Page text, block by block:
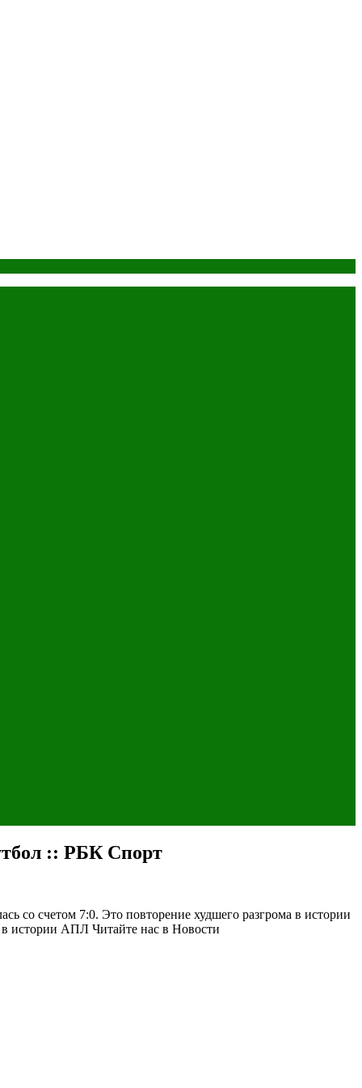
:: РБК Спорт
со счетом 7:0. Это повторение худшего разгрома в истории
в истории АПЛ Читайте нас в Новости